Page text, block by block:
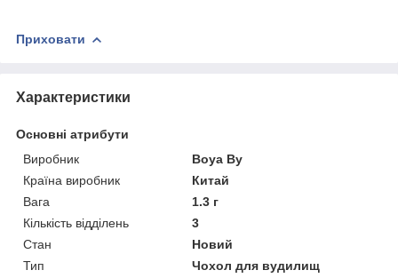
Приховати
Характеристики
Основні атрибути
Виробник
Boya By
Країна виробник
Китай
Вага
1.3 г
Кількість відділень
3
Стан
Новий
Тип
Чохол для вудилищ